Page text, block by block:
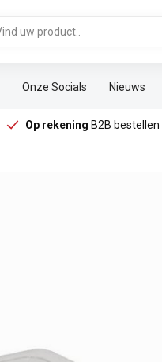
Onze Socials Nieuws
Op rekening B2B bestellen